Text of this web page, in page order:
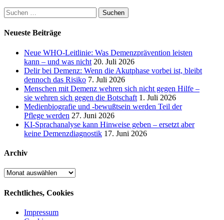
Suchen
nach:
Neueste Beiträge
Neue WHO-Leitlinie: Was Demenzprävention leisten
kann – und was nicht 20. Juli 2026
Delir bei Demenz: Wenn die Akutphase vorbei ist, bleibt
dennoch das Risiko 7. Juli 2026
Menschen mit Demenz wehren sich nicht gegen Hilfe –
sie wehren sich gegen die Botschaft 1. Juli 2026
Medienbiografie und -bewußtsein werden Teil der
Pflege werden 27. Juni 2026
KI-Sprachanalyse kann Hinweise geben – ersetzt aber
keine Demenzdiagnostik 17. Juni 2026
Archiv
Archiv
Rechtliches, Cookies
Impressum